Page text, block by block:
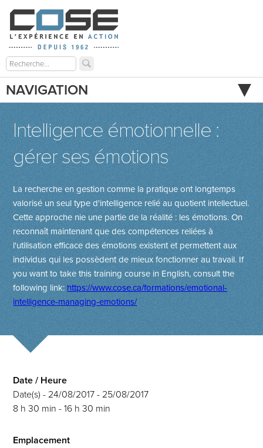
NAVIGATION
Intelligence émotionnelle :
gérer ses émotions
La recherche en gestion comme la pratique ont longtemps
valorisé un seul type d'intelligence relié au quotient intellectuel.
Cette approche nie une partie de la réalité : les émotions. On
reconnaît maintenant que des compétences reliées à
l'utilisation efficace des émotions existent et permettent aux
individus qui les possèdent de mieux fonctionner au travail. If
you want to take this training course in English, consult the
following link:https://www.cose.ca/formations/emotional-
intelligence-managing-emotions/
Date / Heure
Date(s) - 24/08/2017 - 25/08/2017
8 h 30 min - 16 h 30 min
Emplacement